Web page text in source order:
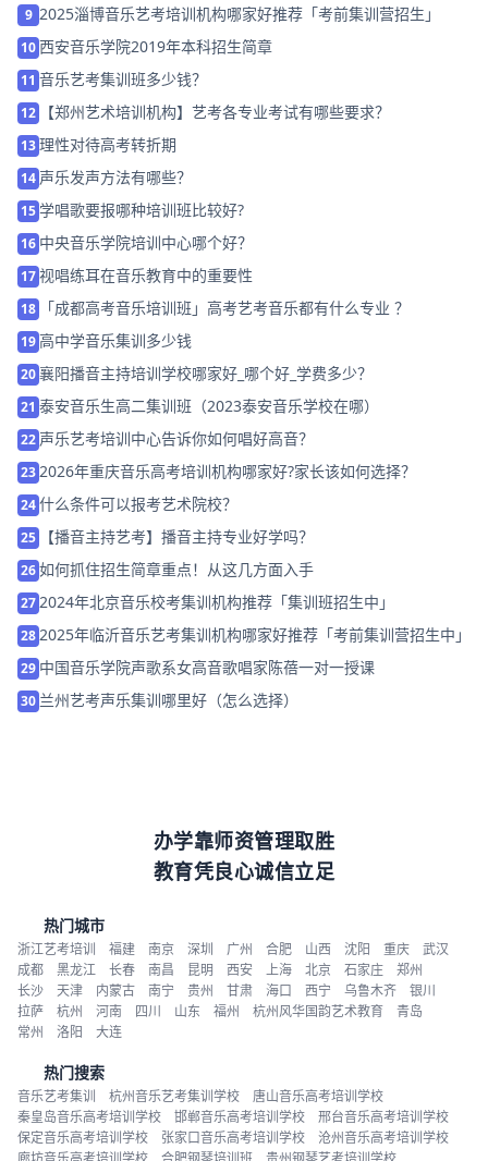
9 2025淄博音乐艺考培训机构哪家好推荐「考前集训营招生」
10西安音乐学院2019年本科招生简章
11 音乐艺考集训班多少钱？
12 【郑州艺术培训机构】艺考各专业考试有哪些要求？
13理性对待高考转折期
14 声乐发声方法有哪些？
15学唱歌要报哪种培训班比较好?
16 中央音乐学院培训中心哪个好？
17视唱练耳在音乐教育中的重要性
18 「成都高考音乐培训班」高考艺考音乐都有什么专业 ？
19高中学音乐集训多少钱
20襄阳播音主持培训学校哪家好_哪个好_学费多少？
21 泰安音乐生高二集训班（2023泰安音乐学校在哪）
22 声乐艺考培训中心告诉你如何唱好高音？
23 2026年重庆音乐高考培训机构哪家好?家长该如何选择？
24什么条件可以报考艺术院校？
25 【播音主持艺考】播音主持专业好学吗？
26如何抓住招生简章重点！从这几方面入手
27 2024年北京音乐校考集训机构推荐「集训班招生中」
28 2025年临沂音乐艺考集训机构哪家好推荐「考前集训营招生中」
29 中国音乐学院声歌系女高音歌唱家陈蓓一对一授课
30 兰州艺考声乐集训哪里好（怎么选择）
办学靠师资管理取胜
教育凭良心诚信立足
热门城市
浙江艺考培训 福建 南京 深圳 广州 合肥 山西 沈阳 重庆
武汉
成都
黑龙江 长春 南昌 昆明 西安 上海 北京 石家庄
郑州
长沙
天津 内蒙古 南宁 贵州 甘肃 海口 西宁 乌鲁木齐
银川
拉萨
杭州 河南 四川 山东 福州 杭州风华国韵艺术教育
青岛
常州
洛阳 大连
热门搜索
音乐艺考集训 杭州音乐艺考集训学校
唐山音乐高考培训学校
秦皇岛音乐高考培训学校
邯郸音乐高考培训学校
邢台音乐高考培训学校
保定音乐高考培训学校
张家口音乐高考培训学校
沧州音乐高考培训学校